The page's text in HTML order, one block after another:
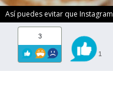
Así puedes evitar que
3
1